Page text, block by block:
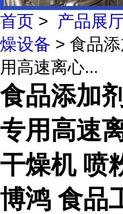
首页 > 产品展
燥设备 > 食品
用高速离心...
食品添加
专用高速
干燥机 喷
博鸿 食品